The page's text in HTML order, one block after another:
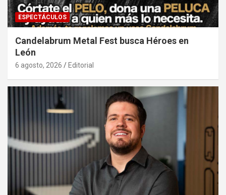
ESPECTÁCULOS
Candelabrum Metal Fest busca Héroes en
León
6 agosto, 2026 Editorial